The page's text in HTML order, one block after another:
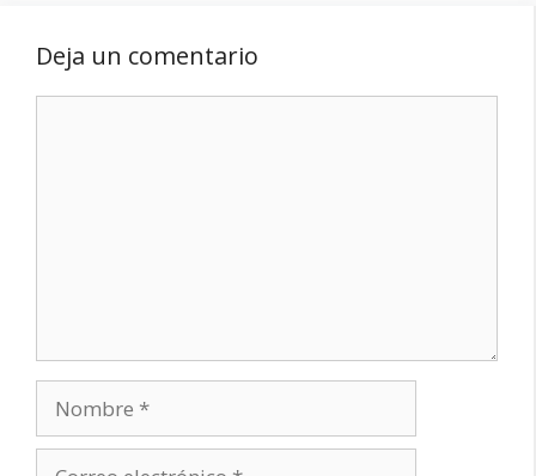
Deja un comentario